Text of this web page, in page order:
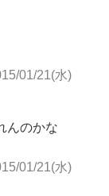
01/21(水)
んのかな
01/21(水)